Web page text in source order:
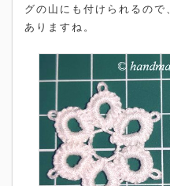
グの山にも付けられるの
ありますね。